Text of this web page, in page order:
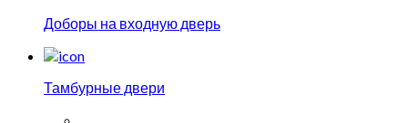
Доборы на входную дверь
Тамбурные двери